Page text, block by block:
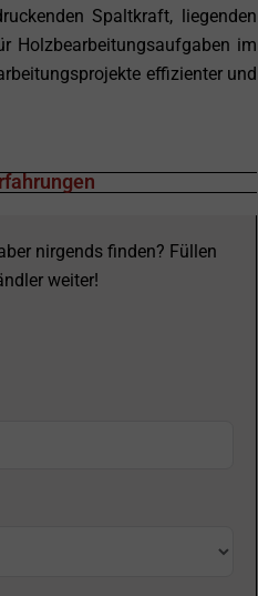
Spaltkraft, liegenden
Holzbearbeitungsaufgaben im
effizienter und
nirgends finden? Füllen
weiter!